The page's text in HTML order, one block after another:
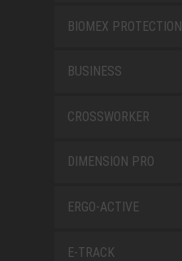
BIOMEX PROTECTION
BUSINESS
CROSSWORKER
DIMENSION PRO
ERGO-ACTIVE
E-TRACK